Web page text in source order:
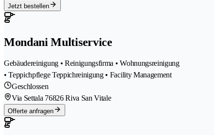
Jetzt bestellen
Mondani Multiservice
Gebäudereinigung • Reinigungsfirma • Wohnungsreinigung
• Teppichpflege Teppichreinigung • Facility Management
Geschlossen
Via Settala 76826 Riva San Vitale
Offerte anfragen